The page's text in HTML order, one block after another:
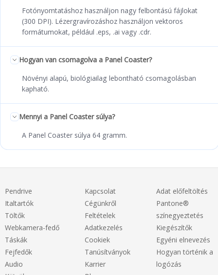
Fotónyomtatáshoz használjon nagy felbontású fájlokat
(300 DPI). Lézergravírozáshoz használjon vektoros
formátumokat, például .eps, .ai vagy .cdr.
Hogyan van csomagolva a Panel Coaster?
Növényi alapú, biológiailag lebontható csomagolásban
kapható.
Mennyi a Panel Coaster súlya?
A Panel Coaster súlya 64 gramm.
Pendrive
Italtartók
Töltők
Webkamera-fedő
Táskák
Fejfedők
Audio
Kapcsolat
Cégünkről
Feltételek
Adatkezelés
Cookiek
Tanúsítványok
Karrier
Adat előfeltöltés
Pantone®
színegyeztetés
Kiegészítők
Egyéni elnevezés
Hogyan történik a
logózás